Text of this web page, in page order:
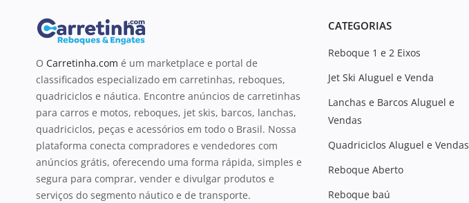
O Carretinha.com é um marketplace e portal de
classificados especializado em carretinhas, reboques,
quadriciclos e náutica. Encontre anúncios de carretinhas
para carros e motos, reboques, jet skis, barcos, lanchas,
quadriciclos, peças e acessórios em todo o Brasil. Nossa
plataforma conecta compradores e vendedores com
anúncios grátis, oferecendo uma forma rápida, simples e
segura para comprar, vender e divulgar produtos e
serviços do segmento náutico e de transporte.
CATEGORIAS
Reboque 1 e 2 Eixos
Jet Ski Aluguel e Venda
Lanchas e Barcos Aluguel e
Vendas
Quadriciclos Aluguel e Vendas
Reboque Aberto
Reboque baú